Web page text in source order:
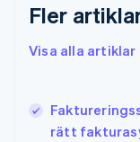
Fler
Visa alla
rätt
English
English
Japan
日本語English